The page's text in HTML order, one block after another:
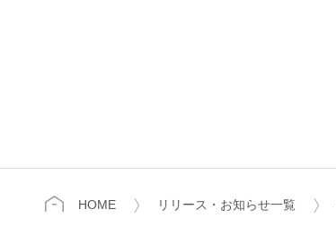
HOME リリース・お知らせ一覧